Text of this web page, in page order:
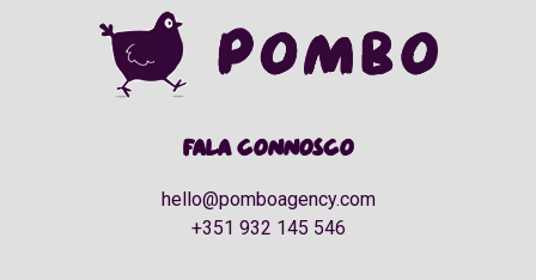
Fala connosco
hello@pomboagency.com
+351 932 145 546